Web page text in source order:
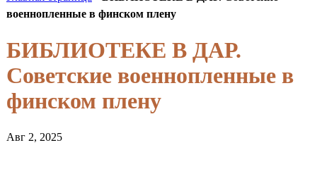
военнопленные в финском плену
БИБЛИОТЕКЕ В ДАР.
Советские военнопленные в
финском плену
Авг 2, 2025